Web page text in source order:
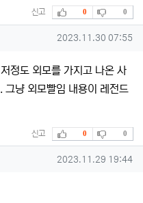
신고 추천
0 비추천
0
작성일
2023.11.30 07:55
정도 외모를 가지고 나온 사
그냥 외모빨임 내용이 레전드
신고 추천
0 비추천
0
작성일
2023.11.29 19:44